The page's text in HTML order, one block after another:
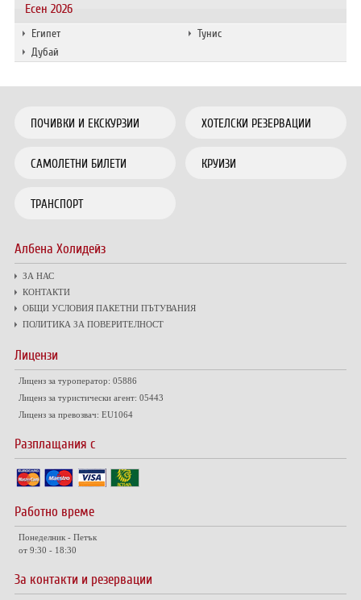
Есен 2026
Египет
Тунис
Дубай
ПОЧИВКИ И ЕКСКУРЗИИ ХОТЕЛСКИ РЕЗЕРВАЦИИ
САМОЛЕТНИ БИЛЕТИ КРУИЗИ
ТРАНСПОРТ
Албена Холидейз
ЗА НАС
КОНТАКТИ
ОБЩИ УСЛОВИЯ ПАКЕТНИ ПЪТУВАНИЯ
ПОЛИТИКА ЗА ПОВЕРИТЕЛНОСТ
Лицензи
Лиценз за туроператор: 05886
Лиценз за туристически агент: 05443
Лиценз за превозвач: EU1064
Разплащания с
Работно време
Понеделник - Петък
от 9:30 - 18:30
За контакти и резервации